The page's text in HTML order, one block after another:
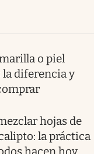
o piel
la diferencia y
hojas de
la práctica